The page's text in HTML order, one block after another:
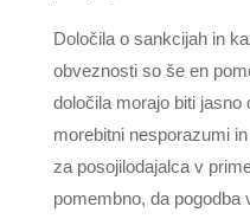
Določila o sankcijah in
obveznosti so še en
določila morajo biti jasno
morebitni nesporazumi
za posojilodajalca v
pomembno, da pogodba